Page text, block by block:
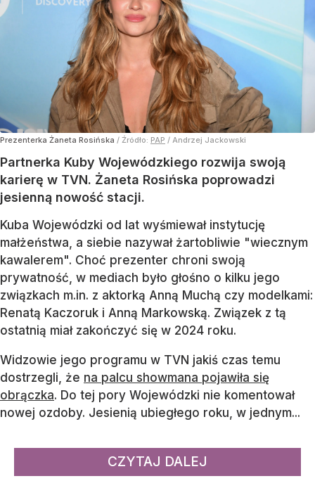
Prezenterka Żaneta Rosińska / Źródło: PAP / Andrzej Jackowski
Partnerka Kuby Wojewódzkiego rozwija swoją
karierę w TVN. Żaneta Rosińska poprowadzi
jesienną nowość stacji.
Kuba Wojewódzki od lat wyśmiewał instytucję
małżeństwa, a siebie nazywał żartobliwie "wiecznym
kawalerem". Choć prezenter chroni swoją
prywatność, w mediach było głośno o kilku jego
związkach m.in. z aktorką Anną Muchą czy modelkami:
Renatą Kaczoruk i Anną Markowską. Związek z tą
ostatnią miał zakończyć się w 2024 roku.
Widzowie jego programu w TVN jakiś czas temu
dostrzegli, że na palcu showmana pojawiła się
obrączka. Do tej pory Wojewódzki nie komentował
nowej ozdoby. Jesienią ubiegłego roku, w jednym...
CZYTAJ DALEJ